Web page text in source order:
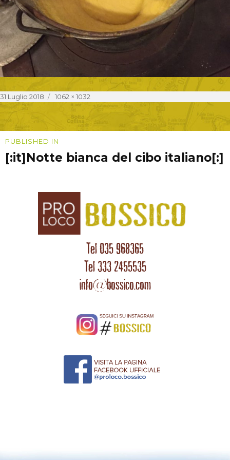
Posted
on
31 Luglio 2018
Full
1062 × 1032
Navigazione
articoli
PUBLISHED IN
[:it]Notte bianca del cibo italiano[:]
Tel 035 968365
Tel 333 2455535
info@bossico.com